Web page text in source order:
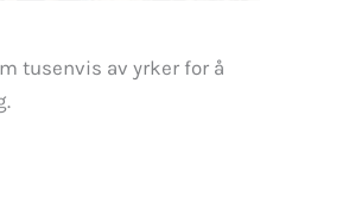
tusenvis av yrker for å